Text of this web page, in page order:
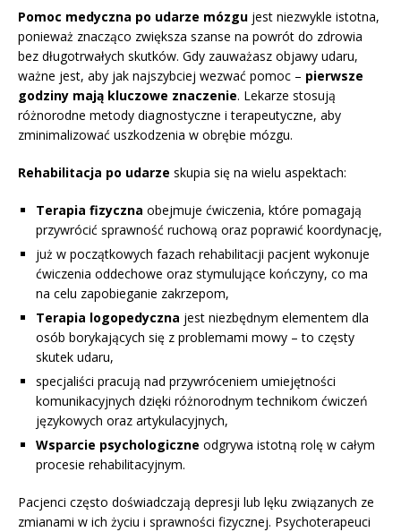
Pomoc medyczna po udarze mózgu jest niezwykle istotna,
ponieważ znacząco zwiększa szanse na powrót do zdrowia
bez długotrwałych skutków. Gdy zauważasz objawy udaru,
ważne jest, aby jak najszybciej wezwać pomoc – pierwsze
godziny mają kluczowe znaczenie. Lekarze stosują
różnorodne metody diagnostyczne i terapeutyczne, aby
zminimalizować uszkodzenia w obrębie mózgu.
Rehabilitacja po udarze skupia się na wielu aspektach:
Terapia fizyczna obejmuje ćwiczenia, które pomagają
przywrócić sprawność ruchową oraz poprawić koordynację,
już w początkowych fazach rehabilitacji pacjent wykonuje
ćwiczenia oddechowe oraz stymulujące kończyny, co ma
na celu zapobieganie zakrzepom,
Terapia logopedyczna jest niezbędnym elementem dla
osób borykających się z problemami mowy – to częsty
skutek udaru,
specjaliści pracują nad przywróceniem umiejętności
komunikacyjnych dzięki różnorodnym technikom ćwiczeń
językowych oraz artykulacyjnych,
Wsparcie psychologiczne odgrywa istotną rolę w całym
procesie rehabilitacyjnym.
Pacjenci często doświadczają depresji lub lęku związanych ze
zmianami w ich życiu i sprawności fizycznej. Psychoterapeuci